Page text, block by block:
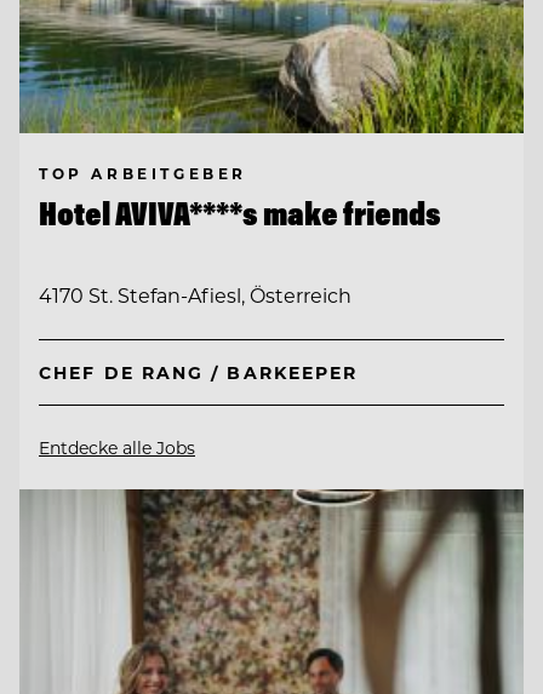
TOP ARBEITGEBER
Hotel AVIVA****s make friends
4170 St. Stefan-Afiesl, Österreich
CHEF DE RANG / BARKEEPER
Entdecke alle Jobs